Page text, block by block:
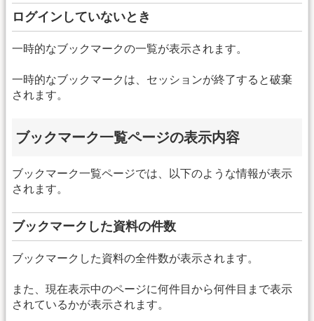
ログインしていないとき
一時的なブックマークの一覧が表示されます。
一時的なブックマークは、セッションが終了すると破棄
されます。
ブックマーク一覧ページの表示内容
ブックマーク一覧ページでは、以下のような情報が表示
されます。
ブックマークした資料の件数
ブックマークした資料の全件数が表示されます。
また、現在表示中のページに何件目から何件目まで表示
されているかが表示されます。